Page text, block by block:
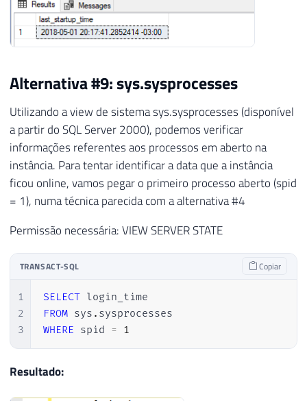
Alternativa #9: sys.sysprocesses
Utilizando a view de sistema sys.sysprocesses (disponível
a partir do SQL Server 2000), podemos verificar
informações referentes aos processos em aberto na
instância. Para tentar identificar a data que a instância
ficou online, vamos pegar o primeiro processo aberto (spid
= 1), numa técnica parecida com a alternativa #4
Permissão necessária: VIEW SERVER STATE
TRANSACT-SQL Copiar
1
2
3
SELECT
FROM sys .
WHERE spid = 1
Resultado: